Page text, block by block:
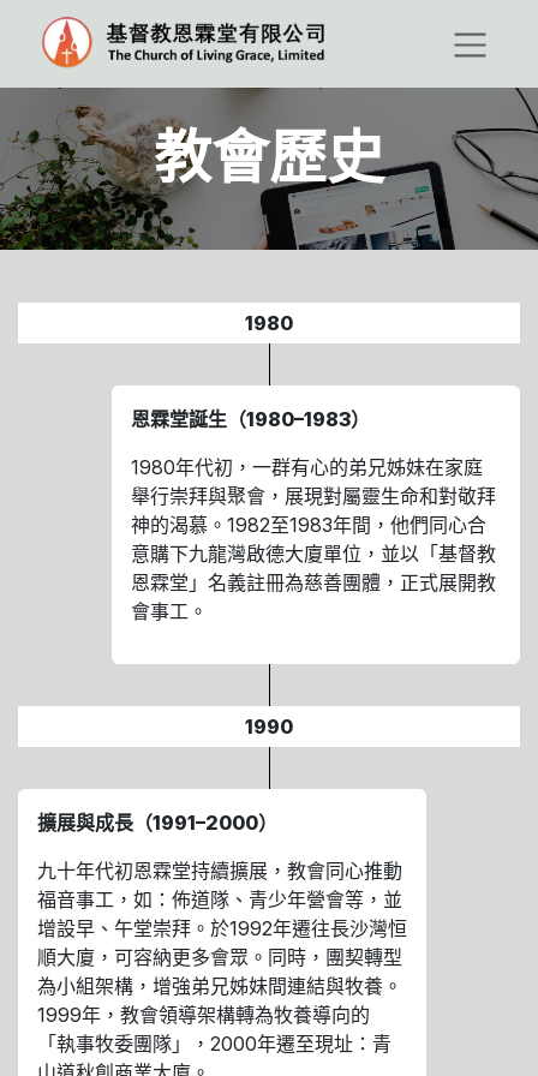
教會歷史
1980
恩霖堂誕生（1980–1983）
1980年代初，一群有心的弟兄姊妹在家庭
舉行崇拜與聚會，展現對屬靈生命和對敬拜
神的渴慕。1982至1983年間，他們同心合
意購下九龍灣啟德大廈單位，並以「基督教
恩霖堂」名義註冊為慈善團體，正式展開教
會事工。
1990
擴展與成長（1991–2000）
九十年代初恩霖堂持續擴展，教會同心推動
福音事工，如：佈道隊、青少年營會等，並
增設早、午堂崇拜。於1992年遷往長沙灣恒
順大廈，可容納更多會眾。同時，團契轉型
為小組架構，增強弟兄姊妹間連結與牧養。
1999年，教會領導架構轉為牧養導向的
「執事牧委團隊」，2000年遷至現址：青